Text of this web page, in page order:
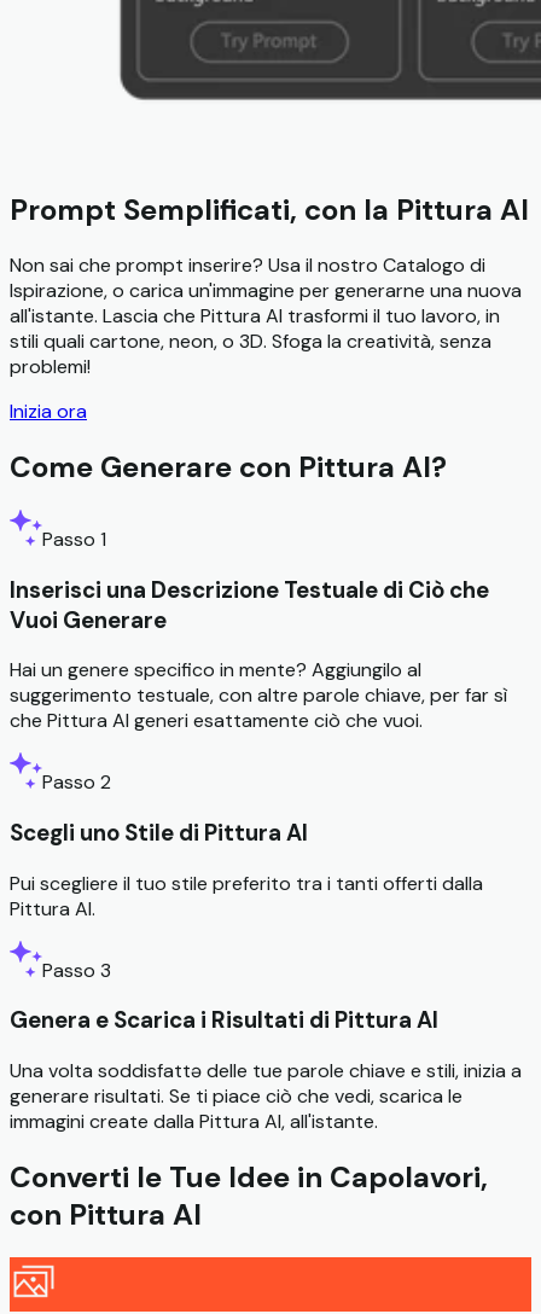
Prompt Semplificati, con la Pittura AI
Non sai che prompt inserire? Usa il nostro Catalogo di
Ispirazione, o carica un'immagine per generarne una nuova
all'istante. Lascia che Pittura AI trasformi il tuo lavoro, in
stili quali cartone, neon, o 3D. Sfoga la creatività, senza
problemi!
Inizia ora
Come Generare con Pittura AI?
Passo 1
Inserisci una Descrizione Testuale di Ciò che
Vuoi Generare
Hai un genere specifico in mente? Aggiungilo al
suggerimento testuale, con altre parole chiave, per far sì
che Pittura AI generi esattamente ciò che vuoi.
Passo 2
Scegli uno Stile di Pittura AI
Pui scegliere il tuo stile preferito tra i tanti offerti dalla
Pittura AI.
Passo 3
Genera e Scarica i Risultati di Pittura AI
Una volta soddisfattə delle tue parole chiave e stili, inizia a
generare risultati. Se ti piace ciò che vedi, scarica le
immagini create dalla Pittura AI, all'istante.
Converti le Tue Idee in Capolavori,
con Pittura AI